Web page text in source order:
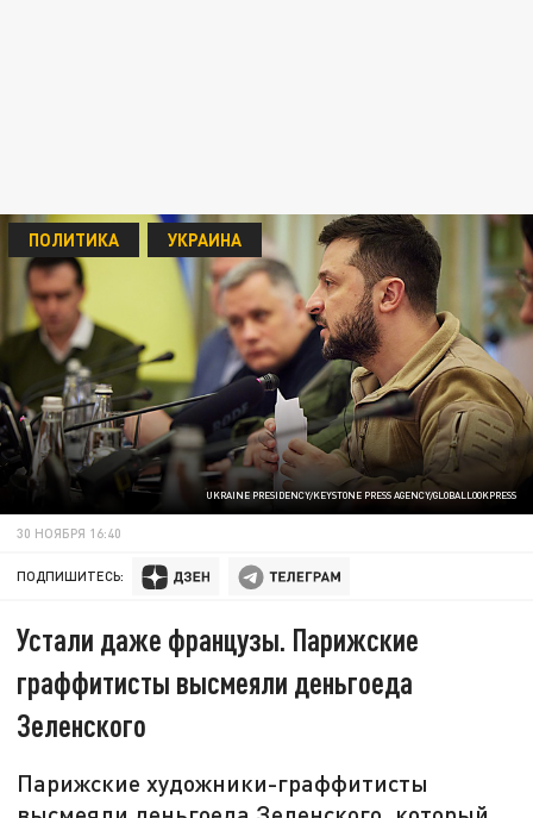
UKRAINE PRESIDENCY/KEYSTONE PRESS AGENCY/GLOBALLOOKPRESS
ПОЛИТИКА УКРАИНА
30 НОЯБРЯ 16:40
ПОДПИШИТЕСЬ:
Устали даже французы. Парижские
граффитисты высмеяли деньгоеда
Зеленского
Парижские художники-граффитисты